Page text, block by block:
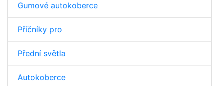
Gumové autokoberce
Příčníky pro
Přední světla
Autokoberce